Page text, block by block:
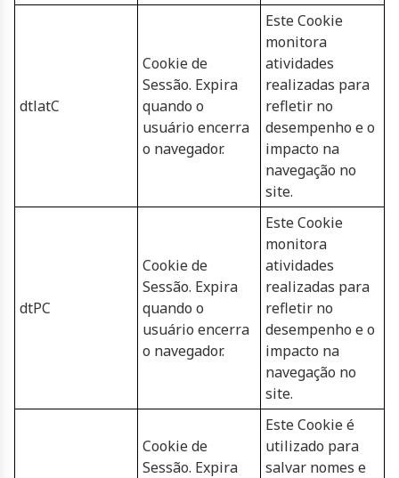
dtlatC
Cookie de
Sessão. Expira
quando o
usuário encerra
o navegador.
Este Cookie
monitora
atividades
realizadas para
refletir no
desempenho e o
impacto na
navegação no
site.
dtPC
Cookie de
Sessão. Expira
quando o
usuário encerra
o navegador.
Este Cookie
monitora
atividades
realizadas para
refletir no
desempenho e o
impacto na
navegação no
site.
Cookie de
Sessão. Expira
Este Cookie é
utilizado para
salvar nomes e